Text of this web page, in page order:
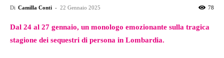
Di Camilla Conti - 22 Gennaio 2025 78
Dal 24 al 27 gennaio, un monologo emozionante sulla tragica
stagione dei sequestri di persona in Lombardia.